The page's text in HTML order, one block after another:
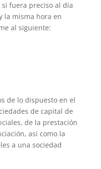
si fuera preciso al día
la misma hora en
al siguiente:
de lo dispuesto en el
de capital de
de la prestación
así como la
a una sociedad